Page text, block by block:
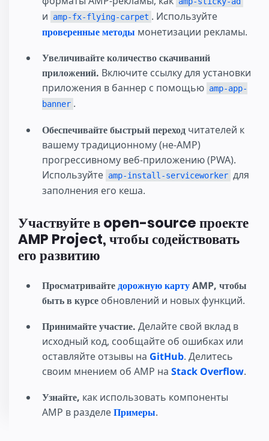
и amp-fx-flying-carpet . Используйте
проверенные методы монетизации рекламы.
Увеличивайте количество скачиваний
приложений. Включите ссылку для установки
приложения в баннер с помощью amp-app-
banner .
Обеспечивайте быстрый переход читателей к
вашему традиционному (не-AMP)
прогрессивному веб-приложению (PWA).
Используйте amp-install-serviceworker для
заполнения его кеша.
Участвуйте в open-source проекте
AMP Project, чтобы содействовать
его развитию
Просматривайтедорожную картуAMP, чтобы
быть в курсе обновлений и новых функций.
Принимайте участие. Делайте свой вклад в
исходный код, сообщайте об ошибках или
оставляйте отзывы на GitHub. Делитесь
своим мнением об AMP на Stack Overflow.
Узнайте, как использовать компоненты
AMP в разделеПримеры.